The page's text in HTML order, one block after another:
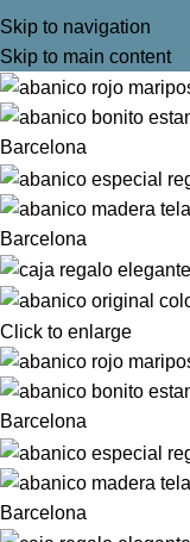
Skip to navigation
Skip to main content
Click to enlarge